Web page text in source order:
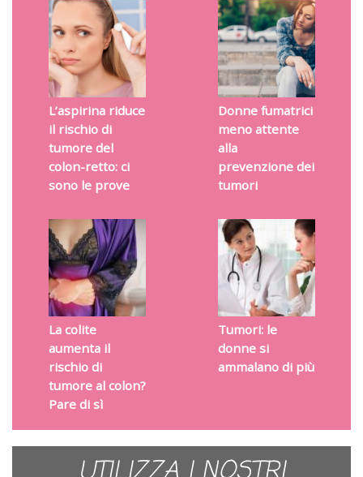
L’aspirina riduce
il rischio di
tumore del
colon-retto: ci
sono le prove
Donne fumatrici
meno attente
alla
prevenzione dei
tumori
La colite
aumenta il
rischio di
tumore al colon?
Pare di sì
Tumori: le
donne si
ammalano di più